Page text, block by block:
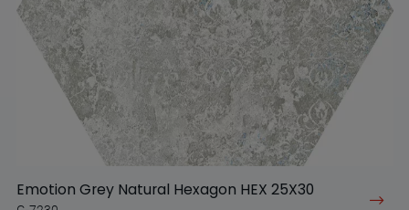
Emotion Grey Natural Hexagon HEX 25X30